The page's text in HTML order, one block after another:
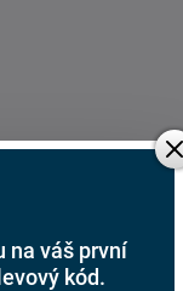
na váš první
kód.